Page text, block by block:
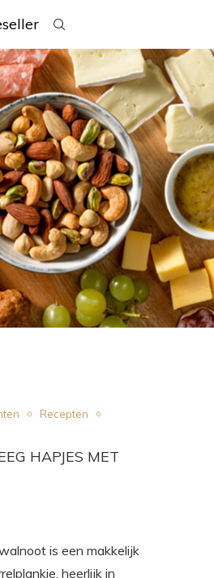
Recepten
HAPJES MET
is een makkelijk
heerlijk in